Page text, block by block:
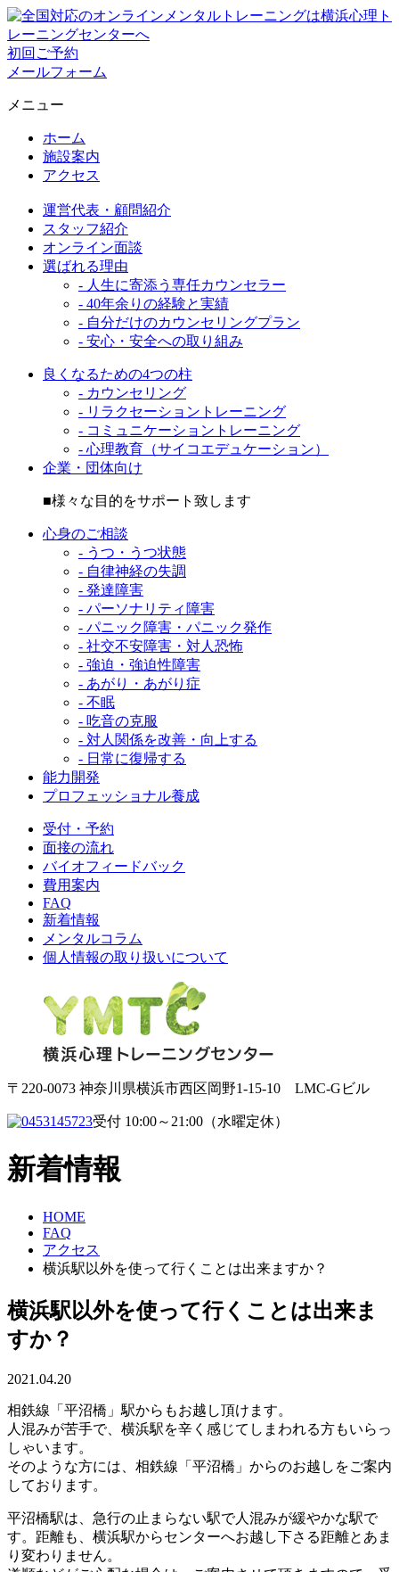
初回ご予約
メールフォーム
メニュー
ホーム
施設案内
アクセス
運営代表・顧問紹介
スタッフ紹介
オンライン面談
選ばれる理由
- 人生に寄添う専任カウンセラー
- 40年余りの経験と実績
- 自分だけのカウンセリングプラン
- 安心・安全への取り組み
良くなるための4つの柱
- カウンセリング
- リラクセーショントレーニング
- コミュニケーショントレーニング
- 心理教育（サイコエデュケーション）
企業・団体向け
■様々な目的をサポート致します
心身のご相談
- うつ・うつ状態
- 自律神経の失調
- 発達障害
- パーソナリティ障害
- パニック障害・パニック発作
- 社交不安障害・対人恐怖
- 強迫・強迫性障害
- あがり・あがり症
- 不眠
- 吃音の克服
- 対人関係を改善・向上する
- 日常に復帰する
能力開発
プロフェッショナル養成
受付・予約
面接の流れ
バイオフィードバック
費用案内
FAQ
新着情報
メンタルコラム
個人情報の取り扱いについて
〒220-0073 神奈川県横浜市西区岡野1-15-10 LMC-Gビル
受付 10:00～21:00（水曜定休）
新着情報
HOME
FAQ
アクセス
横浜駅以外を使って行くことは出来ますか？
横浜駅以外を使って行くことは出来ま
すか？
2021.04.20
相鉄線「平沼橋」駅からもお越し頂けます。
人混みが苦手で、横浜駅を辛く感じてしまわれる方もいらっ
しゃいます。
そのような方には、相鉄線「平沼橋」からのお越しをご案内
しております。
平沼橋駅は、急行の止まらない駅で人混みが緩やかな駅で
す。距離も、横浜駅からセンターへお越し下さる距離とあま
り変わりません。